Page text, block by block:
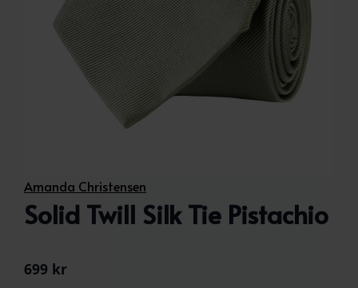
Amanda Christensen
Solid Twill Silk Tie Pistachio
699 kr